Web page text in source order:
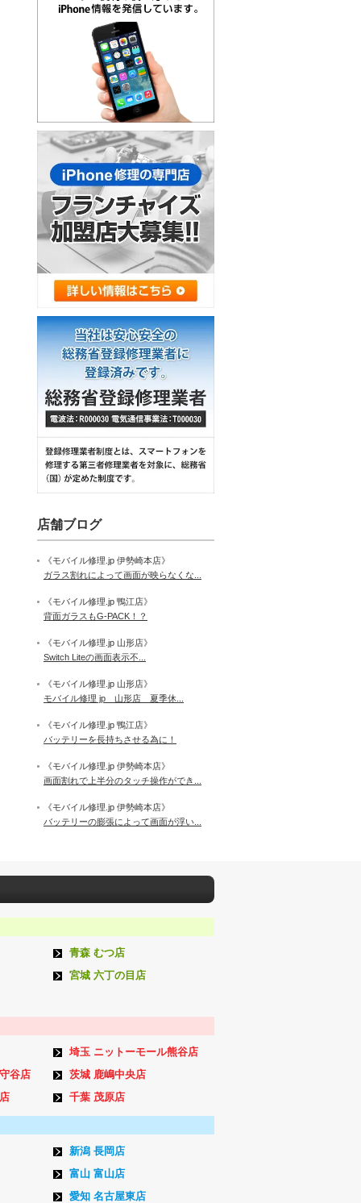
店舗ブログ
《モバイル修理.jp 伊勢崎本店》
ガラス割れによって画面が映らなくな...
《モバイル修理.jp 鴨江店》
背面ガラスもG-PACK！？
《モバイル修理.jp 山形店》
Switch Liteの画面表示不...
《モバイル修理.jp 山形店》
モバイル修理 jp 山形店 夏季休...
《モバイル修理.jp 鴨江店》
バッテリーを長持ちさせる為に！
《モバイル修理.jp 伊勢崎本店》
画面割れで上半分のタッチ操作ができ...
《モバイル修理.jp 伊勢崎本店》
バッテリーの膨張によって画面が浮い...
青森 むつ店
宮城 六丁の目店
埼玉 ニットーモール熊谷店
谷店
茨城 鹿嶋中央店
千葉 茂原店
新潟 長岡店
富山 富山店
愛知 名古屋東店